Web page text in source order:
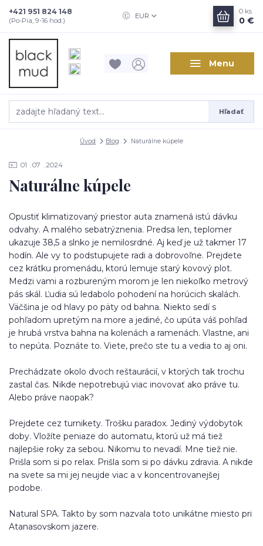
Menu
EUR
Hľadať
+421 951 824 148
(Po-Pia, 9-16 hod.)
0 ks
0 €
Úvod Blog Naturálne kúpele
01 07 2024
Naturálne kúpele
Opustiť klimatizovaný priestor auta znamená istú dávku
odvahy. A malého sebatrýznenia. Predsa len, teplomer
ukazuje 38,5 a slnko je nemilosrdné. Aj keď je už takmer 17
hodín. Ale vy to podstupujete radi a dobrovoľne. Prejdete
cez krátku promenádu, ktorú lemuje starý kovový plot.
Medzi vami a rozbureným morom je len niekoľko metrový
pás skál. Ľudia sú ledabolo pohodení na horúcich skalách.
Väčšina je od hlavy po päty od bahna. Niekto sedí s
pohľadom upretým na more a jediné, čo upúta váš pohľad
je hrubá vrstva bahna na kolenách a ramenách. Vlastne, ani
to nepúta. Poznáte to. Viete, prečo ste tu a vedia to aj oni.
Prechádzate okolo dvoch reštaurácií, v ktorých tak trochu
zastal čas. Nikde nepotrebujú viac inovovať ako práve tu.
Alebo práve naopak?
Prejdete cez turnikety. Trošku paradox. Jediný výdobytok
doby. Vložíte peniaze do automatu, ktorú už má tiež
najlepšie roky za sebou. Nikomu to nevadí. Mne tiež nie.
Prišla som si po relax. Prišla som si po dávku zdravia. A nikde
na svete sa mi jej neujde viac a v koncentrovanejšej
podobe.
Natural SPA. Takto by som nazvala toto unikátne miesto pri
Atanasovskom jazere.